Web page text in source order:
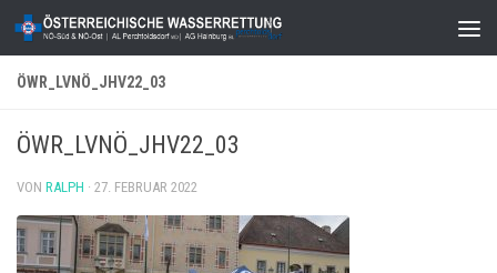
Zum Inhalt springen
ÖWR_LVNÖ_JHV22_03
ÖWR_LVNÖ_JHV22_03
VON RALPH · 27. FEBRUAR 2022